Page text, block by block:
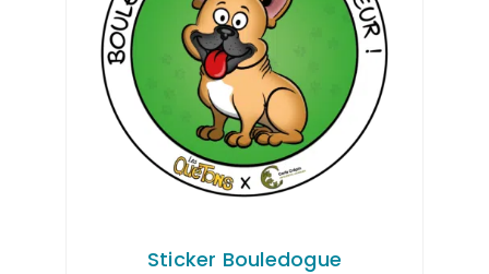
Sticker Bouledogue